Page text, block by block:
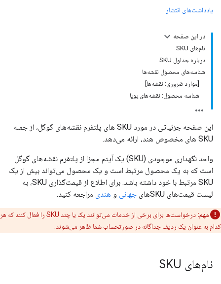
یادداشت‌های انتشار
در این صفحه
نام‌های SKU
درباره جداول SKU
شناسه‌های محصول نقشه‌ها
[موارد ضروری: نقشه‌ها]
شناسه محصول: نقشه‌های پویا
این صفحه جزئیاتی در مورد SKU های پلتفرم نقشه‌های گوگل، از جمله
SKU های مخصوص هند، ارائه می‌دهد.
واحد نگهداری موجودی (SKU) یک آیتم مجزا از پلتفرم نقشه‌های گوگل
است که به یک محصول مرتبط است و یک محصول می‌تواند بیش از یک
SKU مرتبط با خود داشته باشد. برای اطلاع از قیمت‌گذاری SKU، به
لیست قیمت‌های SKUهای
جهانی و هندی مراجعه کنید.
مهم:
درخواست‌ها برای برخی از خدمات می‌توانند یک یا چند SKU را فعال کنند که هر
کدام به عنوان یک ردیف جداگانه در صورتحساب شما ظاهر می‌شوند.
نام‌های SKU